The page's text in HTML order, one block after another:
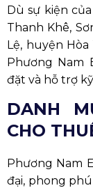
Dù sự kiện
Thanh Khê,
Lệ, huyện
Phương Nam
đặt và hỗ trợ
DANH
CHO
Phương Nam
đại, phong